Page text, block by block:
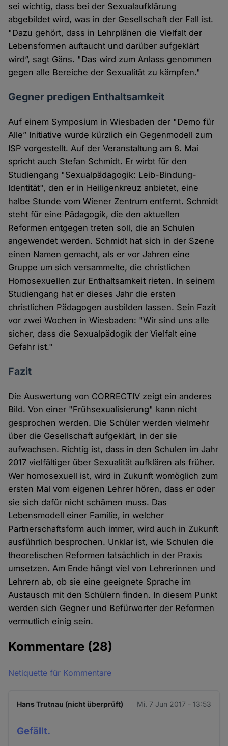
sei wichtig, dass bei der Sexualaufklärung
abgebildet wird, was in der Gesellschaft der Fall ist.
"Dazu gehört, dass in Lehrplänen die Vielfalt der
Lebensformen auftaucht und darüber aufgeklärt
wird”, sagt Gäns. "Das wird zum Anlass genommen
gegen alle Bereiche der Sexualität zu kämpfen."
Gegner predigen Enthaltsamkeit
Auf einem Symposium in Wiesbaden der "Demo für
Alle” Initiative wurde kürzlich ein Gegenmodell zum
ISP vorgestellt. Auf der Veranstaltung am 8. Mai
spricht auch Stefan Schmidt. Er wirbt für den
Studiengang "Sexualpädagogik: Leib-Bindung-
Identität", den er in Heiligenkreuz anbietet, eine
halbe Stunde vom Wiener Zentrum entfernt. Schmidt
steht für eine Pädagogik, die den aktuellen
Reformen entgegen treten soll, die an Schulen
angewendet werden. Schmidt hat sich in der Szene
einen Namen gemacht, als er vor Jahren eine
Gruppe um sich versammelte, die christlichen
Homosexuellen zur Enthaltsamkeit rieten. In seinem
Studiengang hat er dieses Jahr die ersten
christlichen Pädagogen ausbilden lassen. Sein Fazit
vor zwei Wochen in Wiesbaden: "Wir sind uns alle
sicher, dass die Sexualpädogik der Vielfalt eine
Gefahr ist."
Fazit
Die Auswertung von CORRECTIV zeigt ein anderes
Bild. Von einer "Frühsexualisierung" kann nicht
gesprochen werden. Die Schüler werden vielmehr
über die Gesellschaft aufgeklärt, in der sie
aufwachsen. Richtig ist, dass in den Schulen im Jahr
2017 vielfältiger über Sexualität aufklären als früher.
Wer homosexuell ist, wird in Zukunft womöglich zum
ersten Mal vom eigenen Lehrer hören, dass er oder
sie sich dafür nicht schämen muss. Das
Lebensmodell einer Familie, in welcher
Partnerschaftsform auch immer, wird auch in Zukunft
ausführlich besprochen. Unklar ist, wie Schulen die
theoretischen Reformen tatsächlich in der Praxis
umsetzen. Am Ende hängt viel von Lehrerinnen und
Lehrern ab, ob sie eine geeignete Sprache im
Austausch mit den Schülern finden. In diesem Punkt
werden sich Gegner und Befürworter der Reformen
vermutlich einig sein.
Kommentare (28)
Netiquette für Kommentare
Hans Trutnau (nicht überprüft) Mi. 7 Jun 2017 - 13:53
Gefällt.